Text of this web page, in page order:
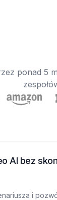
ponad 5
AI bez
i